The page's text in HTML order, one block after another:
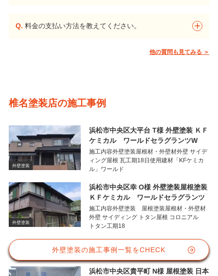
Q. 料金の支払い方法を教えてください。
他の質問も見てみる ＞
椎名塗装店の施工事例
外壁塗装
浜松市中央区大平台 T様 外壁塗装 ＫＦ
ケミカル ワールドセラグランツW
施工内容外壁塗装屋根材・外壁材外壁 サイデ
ィング屋根 瓦工期18日使用建材「KFケミカ
ル」ワールド
外壁塗装
浜松市中央区幸 O様 外壁塗装屋根塗装
ＫＦケミカル ワールドセラグランツ
施工内容外壁塗装 屋根塗装屋根材・外壁材
外壁 サイディング トタン屋根 コロニアル
トタン工期18
外壁塗装の施工事例一覧をCHECK
浜松市中央区貴平町 N様 屋根塗装 日本